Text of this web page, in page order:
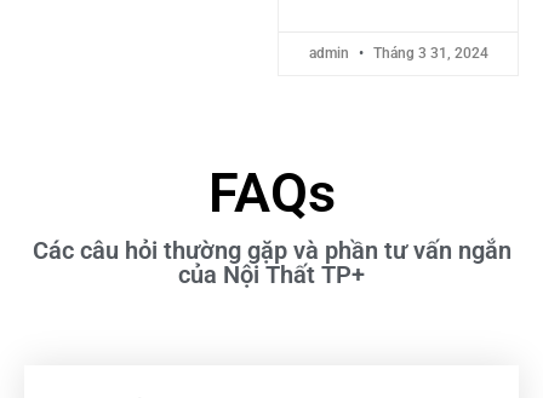
admin Tháng 3 31, 2024
FAQs
Các câu hỏi thường gặp và phần tư vấn ngắn
của Nội Thất TP+